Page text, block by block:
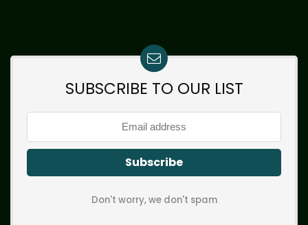
SUBSCRIBE TO OUR LIST
Don't worry, we don't spam